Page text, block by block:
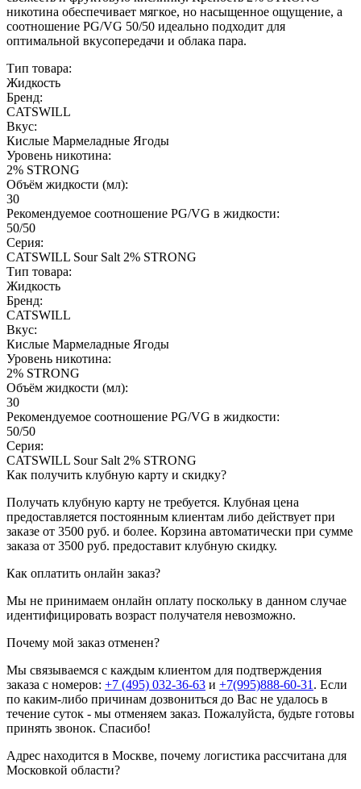
никотина обеспечивает мягкое, но насыщенное ощущение, а
соотношение PG/VG 50/50 идеально подходит для
оптимальной вкусопередачи и облака пара.
Тип товара:
Жидкость
Бренд:
CATSWILL
Вкус:
Кислые Мармеладные Ягоды
Уровень никотина:
2% STRONG
Объём жидкости (мл):
30
Рекомендуемое соотношение PG/VG в жидкости:
50/50
Серия:
CATSWILL Sour Salt 2% STRONG
Тип товара:
Жидкость
Бренд:
CATSWILL
Вкус:
Кислые Мармеладные Ягоды
Уровень никотина:
2% STRONG
Объём жидкости (мл):
30
Рекомендуемое соотношение PG/VG в жидкости:
50/50
Серия:
CATSWILL Sour Salt 2% STRONG
Как получить клубную карту и скидку?
Получать клубную карту не требуется. Клубная цена
предоставляется постоянным клиентам либо действует при
заказе от 3500 руб. и более. Корзина автоматически при сумме
заказа от 3500 руб. предоставит клубную скидку.
Как оплатить онлайн заказ?
Мы не принимаем онлайн оплату поскольку в данном случае
идентифицировать возраст получателя невозможно.
Почему мой заказ отменен?
Мы связываемся с каждым клиентом для подтверждения
заказа с номеров: +7 (495) 032-36-63 и +7(995)888-60-31 . Если
по каким-либо причинам дозвониться до Вас не удалось в
течение суток - мы отменяем заказ. Пожалуйста, будьте готовы
принять звонок. Спасибо!
Адрес находится в Москве, почему логистика рассчитана для
Московкой области?